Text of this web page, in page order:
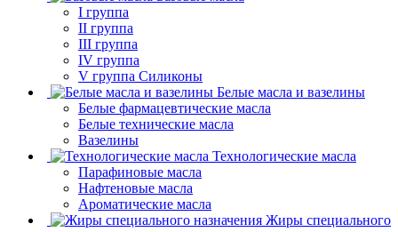
I группа
II группа
III группа
IV группа
V группа Силиконы
Белые масла и вазелины
Белые фармацевтические масла
Белые технические масла
Вазелины
Технологические масла
Парафиновые масла
Нафтеновые масла
Ароматические масла
Жиры специального